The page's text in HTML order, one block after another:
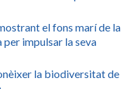
el fons marí de la
per impulsar la seva
la biodiversitat de